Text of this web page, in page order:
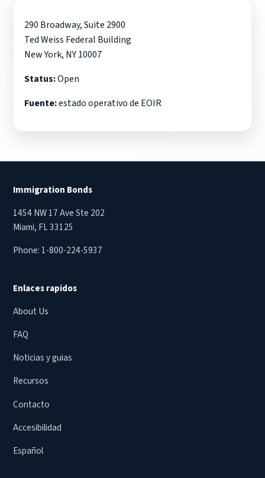
290 Broadway, Suite 2900
Ted Weiss Federal Building
New York, NY 10007
Status:Open
Fuente:estado operativo de EOIR
Immigration Bonds
1454 NW 17 Ave Ste 202
Miami, FL 33125
Phone: 1-800-224-5937
Enlaces rapidos
About Us
FAQ
Noticias y guias
Recursos
Contacto
Accesibilidad
Español